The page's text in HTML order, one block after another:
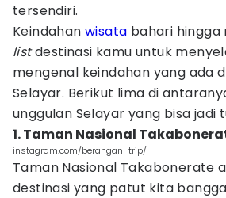
tersendiri.
Keindahanwisata bahari hingga
listdestinasi kamu untuk
mengenal keindahan yang ada
Selayar. Berikut lima di
unggulan Selayar yang bisa jadi
1. Taman Nasional
instagram.com/berangan_trip/
Taman Nasional Takabonerate
destinasi yang patut kita